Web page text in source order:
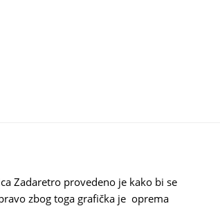
Zadaretro provedeno je kako bi se
zbog toga grafička je oprema